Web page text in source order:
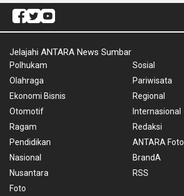
Jelajahi ANTARA News Sumbar
Polhukam
Olahraga
Ekonomi Bisnis
Otomotif
Ragam
Pendidikan
Nasional
Nusantara
Foto
Sosial
Pariwisata
Regional
Internasional
Redaksi
ANTARA Foto
BrandA
RSS